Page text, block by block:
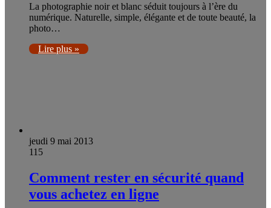
La photographie noir et blanc séduit toujours à l’ère du
numérique. Naturelle, simple, élégante et de toute beauté, la
photo…
Lire plus »
jeudi 9 mai 2013
115
Comment rester en sécurité quand
vous achetez en ligne